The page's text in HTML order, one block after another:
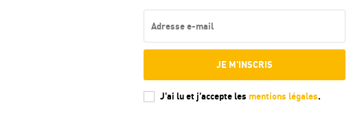
JE M'INSCRIS
J'ai lu et j'accepte les mentions légales.